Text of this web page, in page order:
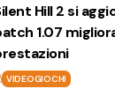
Hill 2 si
1.07
VIDEOGIOCHI